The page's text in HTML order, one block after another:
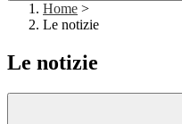
Home >
Le notizie
Le notizie